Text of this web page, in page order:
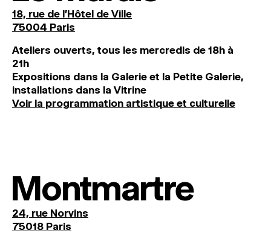
18, rue de l'Hôtel de Ville
75004 Paris
Ateliers ouverts, tous les mercredis de 18h à
21h
Expositions dans la Galerie et la Petite Galerie,
installations dans la Vitrine
Voir la programmation artistique et culturelle
Montmartre
24, rue Norvins
75018 Paris